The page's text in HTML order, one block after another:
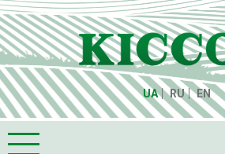
UA RU EN